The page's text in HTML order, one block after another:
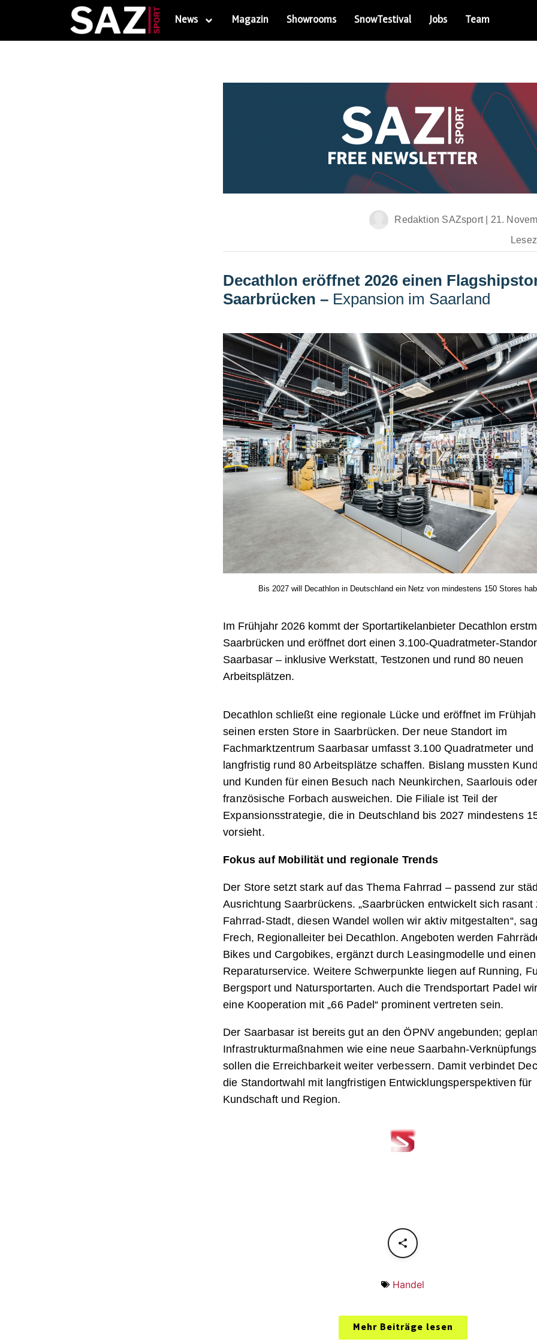
News Magazin Showrooms SnowTestival Jobs Team
Redaktion SAZsport
21.
Decathlon eröffnet 2026 einen
Saarbrücken – Expansion im Saarland
Bis 2027 will Decathlon in Deutschland ein Netz von mindestens 150 Stores
Im Frühjahr 2026 kommt der Sportartikelanbieter Decathlon
Saarbrücken und eröffnet dort einen 3.100-Quadratmeter-
Saarbasar – inklusive Werkstatt, Testzonen und rund 80 neuen
Arbeitsplätzen.
Decathlon schließt eine regionale Lücke und eröffnet im
seinen ersten Store in Saarbrücken. Der neue Standort im
Fachmarktzentrum Saarbasar umfasst 3.100 Quadratmeter und
langfristig rund 80 Arbeitsplätze schaffen. Bislang mussten
und Kunden für einen Besuch nach Neunkirchen, Saarlouis
französische Forbach ausweichen. Die Filiale ist Teil der
Expansionsstrategie, die in Deutschland bis 2027 mindestens
vorsieht.
Fokus auf Mobilität und regionale Trends
Der Store setzt stark auf das Thema Fahrrad – passend zur
Ausrichtung Saarbrückens. „Saarbrücken entwickelt sich rasant
Fahrrad-Stadt, diesen Wandel wollen wir aktiv mitgestalten“,
Frech, Regionalleiter bei Decathlon. Angeboten werden
Bikes und Cargobikes, ergänzt durch Leasingmodelle und einen
Reparaturservice. Weitere Schwerpunkte liegen auf Running,
Bergsport und Natursportarten. Auch die Trendsportart Padel
eine Kooperation mit „66 Padel“ prominent vertreten sein.
Der Saarbasar ist bereits gut an den ÖPNV angebunden;
Infrastrukturmaßnahmen wie eine neue Saarbahn-
sollen die Erreichbarkeit weiter verbessern. Damit verbindet
die Standortwahl mit langfristigen Entwicklungsperspektiven für
Kundschaft und Region.
Handel
Mehr Beiträge lesen